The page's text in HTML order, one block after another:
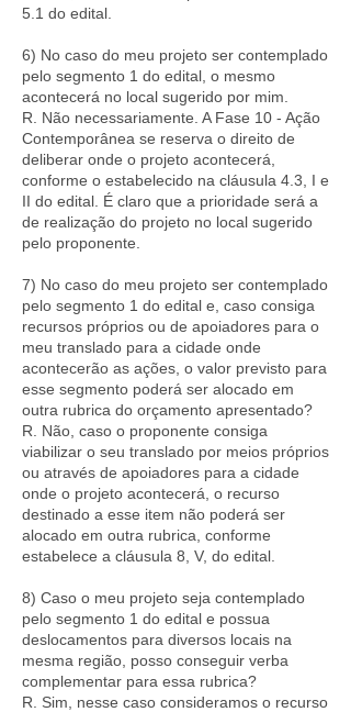
5.1 do edital.
6) No caso do meu projeto ser contemplado
pelo segmento 1 do edital, o mesmo
acontecerá no local sugerido por mim.
R. Não necessariamente. A Fase 10 - Ação
Contemporânea se reserva o direito de
deliberar onde o projeto acontecerá,
conforme o estabelecido na cláusula 4.3, I e
II do edital. É claro que a prioridade será a
de realização do projeto no local sugerido
pelo proponente.
7) No caso do meu projeto ser contemplado
pelo segmento 1 do edital e, caso consiga
recursos próprios ou de apoiadores para o
meu translado para a cidade onde
acontecerão as ações, o valor previsto para
esse segmento poderá ser alocado em
outra rubrica do orçamento apresentado?
R. Não, caso o proponente consiga
viabilizar o seu translado por meios próprios
ou através de apoiadores para a cidade
onde o projeto acontecerá, o recurso
destinado a esse item não poderá ser
alocado em outra rubrica, conforme
estabelece a cláusula 8, V, do edital.
8) Caso o meu projeto seja contemplado
pelo segmento 1 do edital e possua
deslocamentos para diversos locais na
mesma região, posso conseguir verba
complementar para essa rubrica?
R. Sim, nesse caso consideramos o recurso